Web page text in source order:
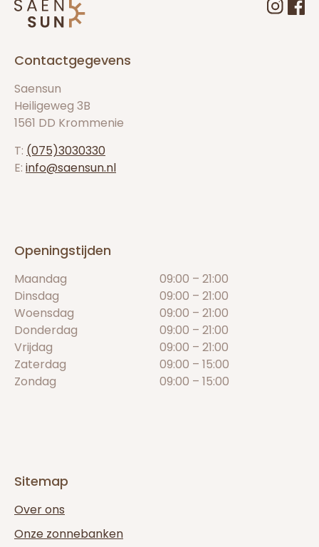
Contactgegevens
Saensun
Heiligeweg 3B
1561 DD Krommenie
T: (075)3030330
E: info@saensun.nl
Openingstijden
Maandag
09:00 – 21:00
Dinsdag
09:00 – 21:00
Woensdag
09:00 – 21:00
Donderdag
09:00 – 21:00
Vrijdag
09:00 – 21:00
Zaterdag
09:00 – 15:00
Zondag
09:00 – 15:00
Sitemap
Over ons
Onze zonnebanken